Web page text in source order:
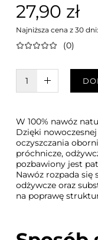
27,90 zł
Najniższa cena z 30 dni:
(0)
W
W 100% nawóz
Dzięki
oczyszczania
próchnicze,
pozbawiony jest
Nawóz rozpada się
odżywcze oraz
na poprawę